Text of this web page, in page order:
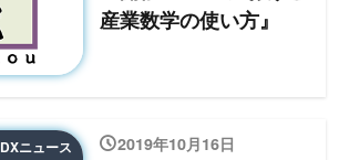
産業数学の使い方』
DXニュース 2019年10月16日